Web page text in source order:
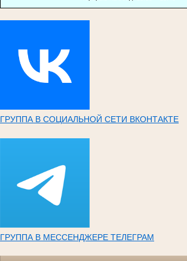
ГРУППА В СОЦИАЛЬНОЙ СЕТИ ВКОНТАКТЕ
ГРУППА В МЕССЕНДЖЕРЕ ТЕЛЕГРАМ